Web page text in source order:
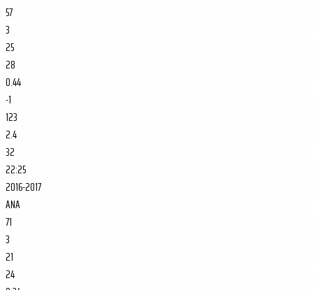
57
3
25
28
0.44
-1
123
2.4
32
22:25
2016-2017
ANA
71
3
21
24